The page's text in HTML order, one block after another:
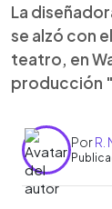
La
se alzó con
teatro, en
producción
PorR.